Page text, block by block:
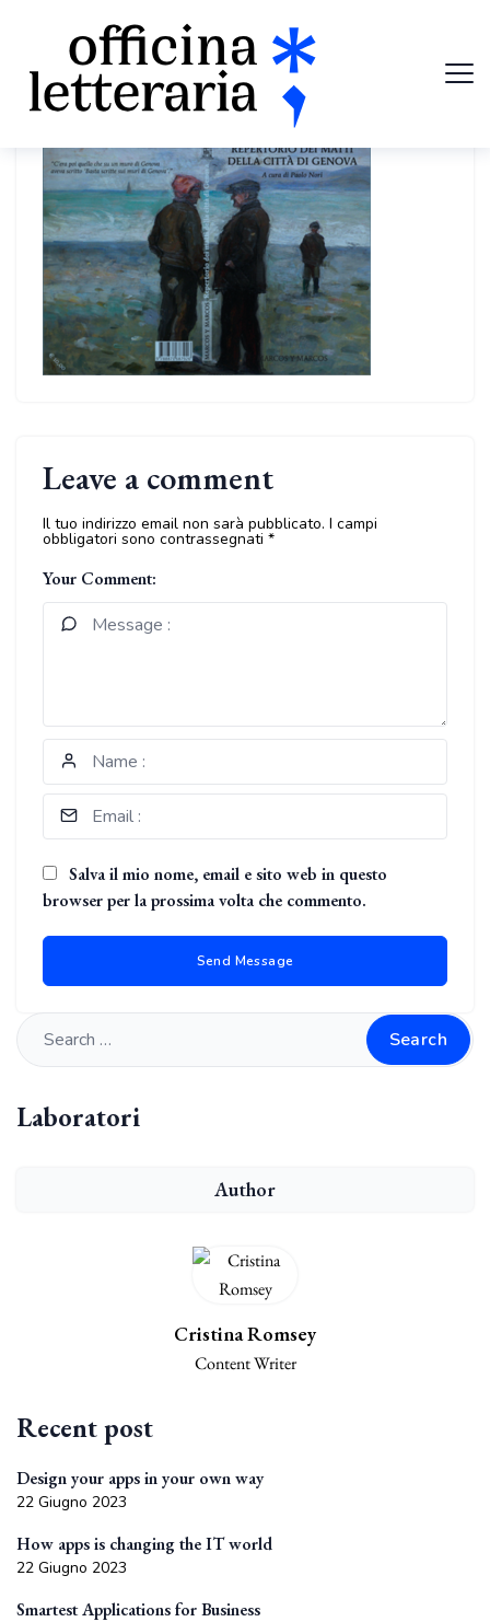
Leave a comment
Il tuo indirizzo email non sarà pubblicato. I campi
obbligatori sono contrassegnati *
Your Comment:
Salva il mio nome, email e sito web in questo
browser per la prossima volta che commento.
Search
Laboratori
Author
Cristina Romsey
Content Writer
Recent post
Design your apps in your own way
22 Giugno 2023
How apps is changing the IT world
22 Giugno 2023
Smartest Applications for Business